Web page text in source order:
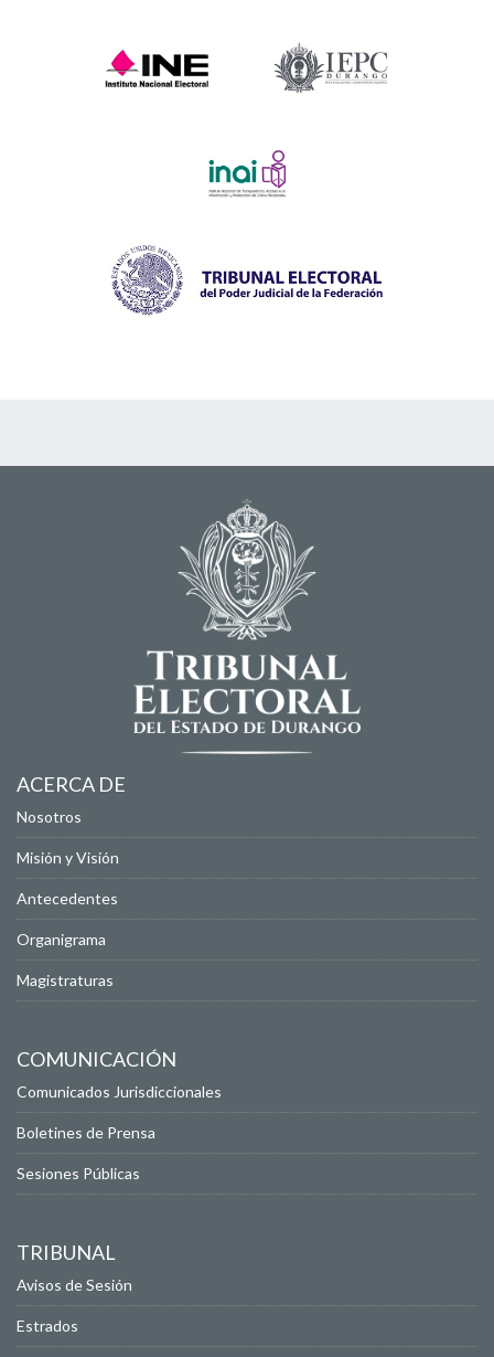
ACERCA DE
Nosotros
Misión y Visión
Antecedentes
Organigrama
Magistraturas
COMUNICACIÓN
Comunicados Jurisdiccionales
Boletines de Prensa
Sesiones Públicas
TRIBUNAL
Avisos de Sesión
Estrados